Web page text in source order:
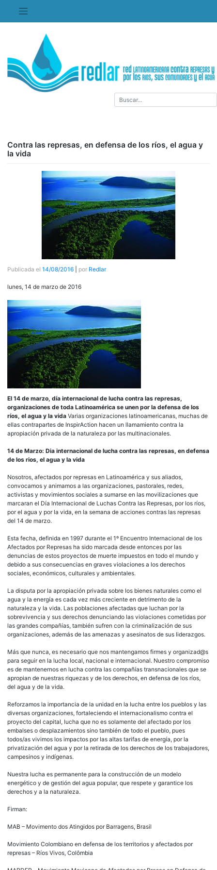
contenido
Contra las represas, en defensa de los ríos, el agua y
la vida
Publicada el 14/08/2016 por Redlar
lunes, 14 de marzo de 2016
El 14 de marzo, día internacional de lucha contra las represas,
organizaciones de toda Latinoamérica se unen por la defensa de los
ríos, el agua y la vida Varias organizaciones latinoamericanas, muchas de
ellas contrapartes de InspirAction hacen un llamamiento contra la
apropiación privada de la naturaleza por las multinacionales.
14 de Marzo: Dia internacional de lucha contra las represas, en defensa
de los rios, el agua y la vida
Nosotros, afectados por represas en Latinoamérica y sus aliados,
convocamos y animamos a las organizaciones, pastorales, redes,
activistas y movimientos sociales a sumarse en las movilizaciones que
marcaran el Día Internacional de Luchas Contra las Represas, por los ríos,
por el agua y por la vida, en la semana de acciones contras las represas
del 14 de marzo.
Esta fecha, definida en 1997 durante el 1º Encuentro Internacional de los
Afectados por Represas ha sido marcada desde entonces por las
denuncias de estos proyectos de muerte impuestos en todo el mundo y
debido a sus consecuencias en graves violaciones a los derechos
sociales, económicos, culturales y ambientales.
La disputa por la apropiación privada sobre los bienes naturales como el
agua y la energía es cada vez más creciente en detrimento de la
naturaleza y la vida. Las poblaciones afectadas que luchan por la
sobrevivencia y sus derechos denunciando las violaciones cometidas por
las grandes compañías, también sufren con la criminalización de sus
organizaciones, además de las amenazas y asesinatos de sus liderazgos.
Más que nunca, es necesario que nos mantengamos firmes y organizad@s
para seguir en la lucha local, nacional e internacional. Nuestro compromiso
es de mantenernos en lucha contra las compañías transnacionales que se
apropian de nuestras riquezas y de los derechos, en defensa de los ríos,
del agua y de la vida.
Reforzamos la importancia de la unidad en la lucha entre los pueblos y las
diversas organizaciones, fortaleciendo el internacionalismo contra el
proyecto del capital, lucha que no es solamente del afectado por los
embalses o desplazamientos sino también de todo el pueblo, pues
todos/as vivimos los impactos por las altas tarifas de energía, por la
privatización del agua y por la retirada de los derechos de los trabajadores,
campesinos y indígenas.
Nuestra lucha es permanente para la construcción de un modelo
energético y de gestión del agua popular, que respete y garantice los
derechos y a la naturaleza.
Firman:
MAB – Movimento dos Atingidos por Barragens, Brasil
Movimiento Colombiano en defensa de los territorios y afectados por
represas – Ríos Vivos, Colômbia